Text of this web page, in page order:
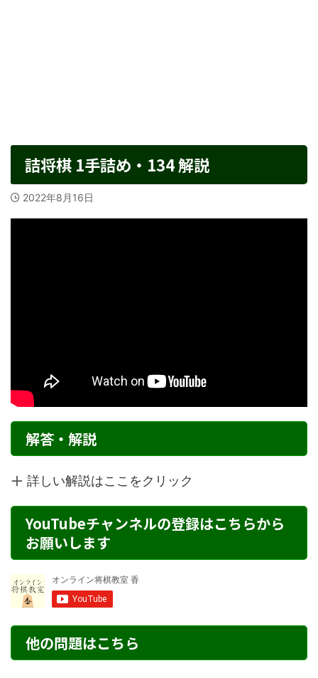
詰将棋 1手詰め・134 解説
2022年8月16日
解答・解説
詳しい解説はここをクリック
YouTubeチャンネルの登録はこちらから
お願いします
他の問題はこちら